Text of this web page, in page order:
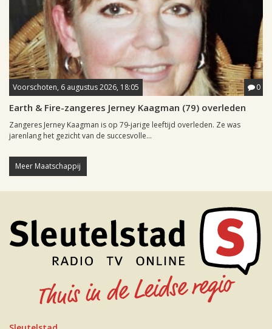
Voorschoten, 6 augustus 2026, 18:05 0
Earth & Fire-zangeres Jerney Kaagman (79) overleden
Zangeres Jerney Kaagman is op 79-jarige leeftijd overleden. Ze was
jarenlang het gezicht van de succesvolle...
Meer Maatschappij